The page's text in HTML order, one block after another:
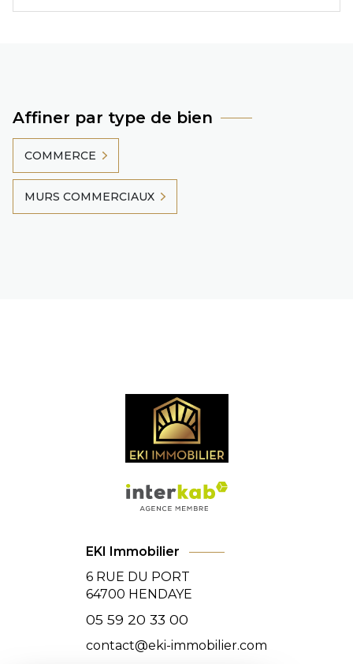
Affiner par type de bien
COMMERCE
MURS COMMERCIAUX
EKI Immobilier
6 RUE DU PORT
64700 HENDAYE
05 59 20 33 00
contact@eki-immobilier.com